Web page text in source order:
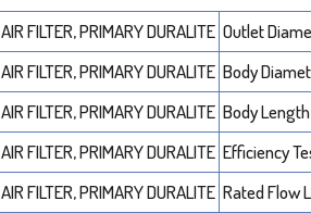
AIR FILTER, PRIMARY DURALITE Outlet
AIR FILTER, PRIMARY DURALITE Body
AIR FILTER, PRIMARY DURALITE Body Length
AIR FILTER, PRIMARY DURALITE Efficiency
AIR FILTER, PRIMARY DURALITE Rated Flow